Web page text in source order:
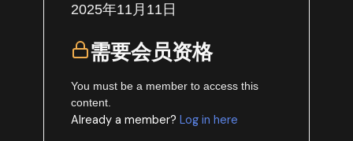
2025年11月11日
需要会员资格
You must be a member to access this
content.
Already a member?Log in here